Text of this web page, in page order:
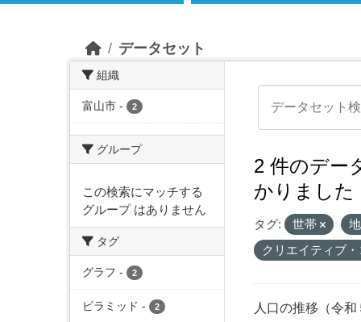
データセット
組織
富山市 - 2
グループ
この検索にマッチする
グループ はありません
タグ
グラフ - 2
ピラミッド - 2
2 件のデー
かりました
タグ: 世帯
クリエイティブ
人口の推移（令和